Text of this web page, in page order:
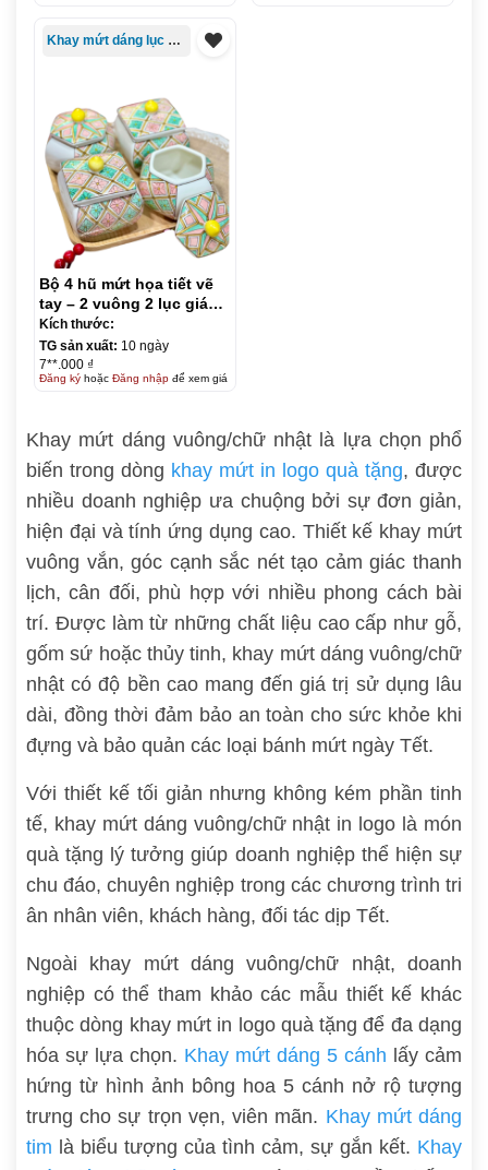
Khay mứt dáng lục giác
Bộ 4 hũ mứt họa tiết vẽ
tay – 2 vuông 2 lục giác-
kèm khay gỗ (2)
Kích thước:
TG sản xuất: 10 ngày
7**.000 ₫
Đăng kýhoặc Đăng nhậpđể xem giá
Khay mứt dáng vuông/chữ nhật là lựa chọn phổ
biến trong dòng khay mứt in logo quà tặng, được
nhiều doanh nghiệp ưa chuộng bởi sự đơn giản,
hiện đại và tính ứng dụng cao. Thiết kế khay mứt
vuông vắn, góc cạnh sắc nét tạo cảm giác thanh
lịch, cân đối, phù hợp với nhiều phong cách bài
trí. Được làm từ những chất liệu cao cấp như gỗ,
gốm sứ hoặc thủy tinh, khay mứt dáng vuông/chữ
nhật có độ bền cao mang đến giá trị sử dụng lâu
dài, đồng thời đảm bảo an toàn cho sức khỏe khi
đựng và bảo quản các loại bánh mứt ngày Tết.
Với thiết kế tối giản nhưng không kém phần tinh
tế, khay mứt dáng vuông/chữ nhật in logo là món
quà tặng lý tưởng giúp doanh nghiệp thể hiện sự
chu đáo, chuyên nghiệp trong các chương trình tri
ân nhân viên, khách hàng, đối tác dịp Tết.
Ngoài khay mứt dáng vuông/chữ nhật, doanh
nghiệp có thể tham khảo các mẫu thiết kế khác
thuộc dòng khay mứt in logo quà tặng để đa dạng
hóa sự lựa chọn. Khay mứt dáng 5 cánh lấy cảm
hứng từ hình ảnh bông hoa 5 cánh nở rộ tượng
trưng cho sự trọn vẹn, viên mãn. Khay mứt dáng
tim là biểu tượng của tình cảm, sự gắn kết. Khay